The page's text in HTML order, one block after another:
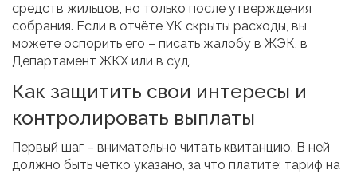
средств жильцов, но только после утверждения
собрания. Если в отчёте УК скрыты расходы, вы
можете оспорить его – писать жалобу в ЖЭК, в
Департамент ЖКХ или в суд.
Как защитить свои интересы и
контролировать выплаты
Первый шаг – внимательно читать квитанцию. В ней
должно быть чётко указано, за что платите: тариф на